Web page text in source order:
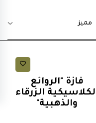
مميز
فازة "الروائع
الزرقاء
والذهبية"